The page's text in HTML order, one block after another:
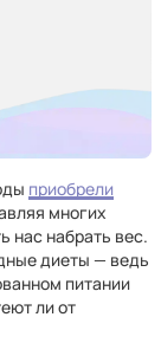
приобрели
многих
нас набрать вес.
диеты — ведь
питании
ли от